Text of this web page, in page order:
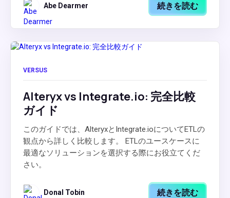
Abe Dearmer 続きを読む
VERSUS
Alteryx vs Integrate.io: 完全比較
ガイド
このガイドでは、AlteryxとIntegrate.ioについてETLの
観点から詳しく比較します。 ETLのユースケースに
最適なソリューションを選択する際にお役立てくだ
さい。
Donal Tobin 続きを読む